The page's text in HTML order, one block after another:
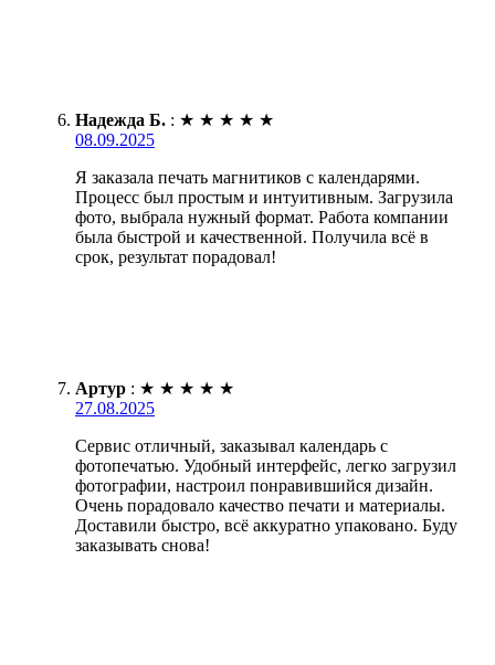
Надежда Б. : ★ ★ ★ ★ ★
08.09.2025
Я заказала печать магнитиков с календарями.
Процесс был простым и интуитивным. Загрузила
фото, выбрала нужный формат. Работа компании
была быстрой и качественной. Получила всё в
срок, результат порадовал!
Артур : ★ ★ ★ ★ ★
27.08.2025
Сервис отличный, заказывал календарь с
фотопечатью. Удобный интерфейс, легко загрузил
фотографии, настроил понравившийся дизайн.
Очень порадовало качество печати и материалы.
Доставили быстро, всё аккуратно упаковано. Буду
заказывать снова!